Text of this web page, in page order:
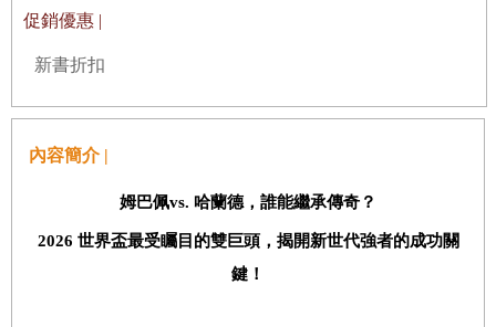
促銷優惠 |
新書折扣
內容簡介 |
姆巴佩vs. 哈蘭德，誰能繼承傳奇？
2026 世界盃最受矚目的雙巨頭，揭開新世代強者的成功關
鍵！